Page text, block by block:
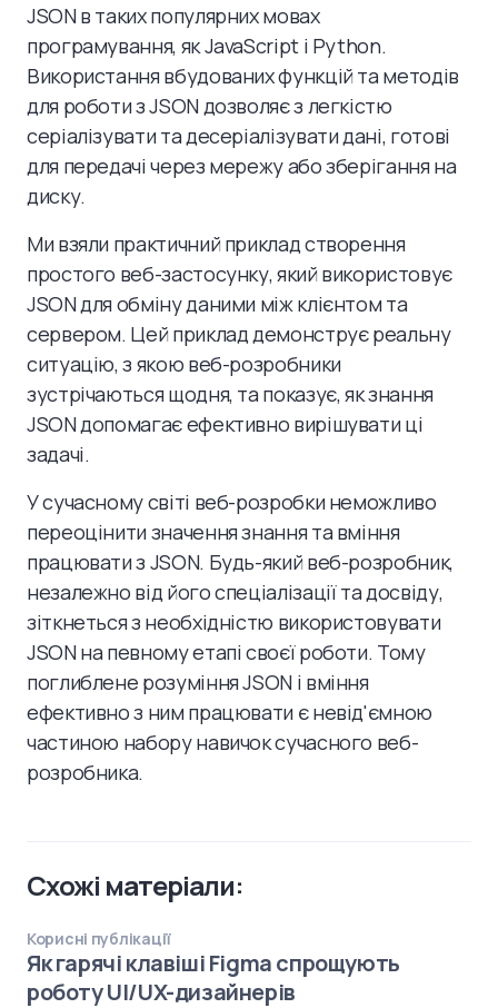
JSON в таких популярних мовах
програмування, як JavaScript і Python.
Використання вбудованих функцій та методів
для роботи з JSON дозволяє з легкістю
серіалізувати та десеріалізувати дані, готові
для передачі через мережу або зберігання на
диску.
Ми взяли практичний приклад створення
простого веб-застосунку, який використовує
JSON для обміну даними між клієнтом та
сервером. Цей приклад демонструє реальну
ситуацію, з якою веб-розробники
зустрічаються щодня, та показує, як знання
JSON допомагає ефективно вирішувати ці
задачі.
У сучасному світі веб-розробки неможливо
переоцінити значення знання та вміння
працювати з JSON. Будь-який веб-розробник,
незалежно від його спеціалізації та досвіду,
зіткнеться з необхідністю використовувати
JSON на певному етапі своєї роботи. Тому
поглиблене розуміння JSON і вміння
ефективно з ним працювати є невід'ємною
частиною набору навичок сучасного веб-
розробника.
Схожі матеріали:
Корисні публікації
Як гарячі клавіші Figma спрощують
роботу UI/UX-дизайнерів